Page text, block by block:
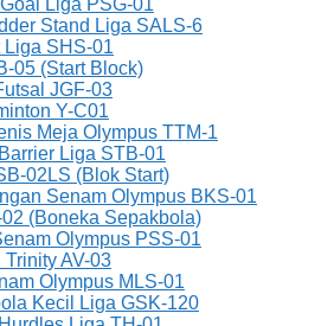
Stand Liga SALS-6
SHS-01
05 (Start Block)
JGF-03
Y-C01
Meja Olympus TTM-1
Liga STB-01
02LS (Blok Start)
Senam Olympus BKS-01
(Boneka Sepakbola)
Olympus PSS-01
AV-03
Olympus MLS-01
Kecil Liga GSK-120